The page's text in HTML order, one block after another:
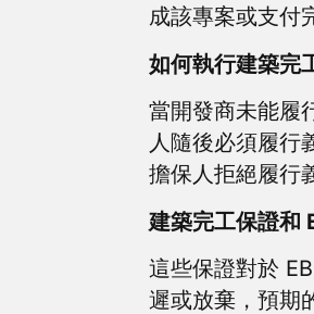
成該專案或支付
如何執行建築完
當開發商未能履
人隨後必須履行
擔保人拒絕履行
建築完工保證和
這些保證對於
遲或放棄，預期